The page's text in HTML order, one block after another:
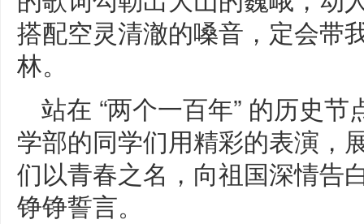
搭配空灵清澈的嗓音，定会带
林。
站在 “两个一百年” 的历史
学部的同学们用精彩的表演，
们以青春之名，向祖国深情告
铮铮誓言。